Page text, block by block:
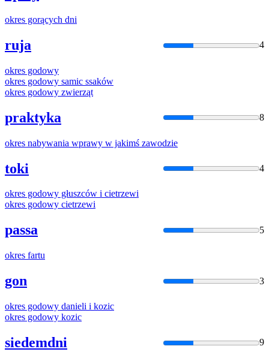
okres gorących dni
ruja 4
okres godowy
okres godowy samic ssaków
okres godowy zwierząt
praktyka 8
okres nabywania wprawy w jakimś zawodzie
toki 4
okres godowy głuszców i cietrzewi
okres godowy cietrzewi
passa 5
okres fartu
gon 3
okres godowy danieli i kozic
okres godowy kozic
siedemdni 9